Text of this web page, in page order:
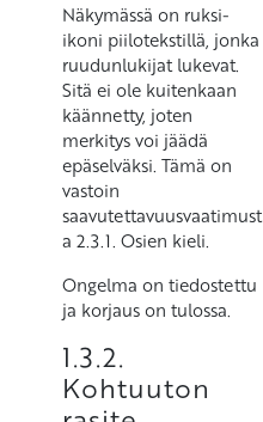
Näkymässä on ruksi-
ikoni piilotekstillä, jonka
ruudunlukijat lukevat.
Sitä ei ole kuitenkaan
käännetty, joten
merkitys voi jäädä
epäselväksi. Tämä on
vastoin
saavutettavuusvaatimust
a 2.3.1. Osien kieli.
Ongelma on tiedostettu
ja korjaus on tulossa.
1.3.2.
Kohtuuton